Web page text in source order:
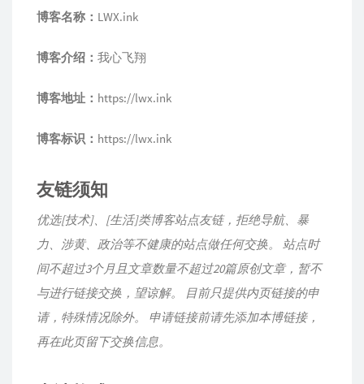
博客名称： LWX.ink
博客介绍： 我心飞翔
博客地址： https://lwx.ink
博客标识： https://lwx.ink
友链须知
优选[技术]、[生活]类博客站点友链，拒绝导航、暴
力、涉黄、政治等不健康的站点做任何交换。 站点时
间不超过3个月且文章数量不超过20篇原创文章，暂不
与进行链接交换，望谅解。 目前只提供内页链接的申
请，特殊情况除外。 申请链接前请先添加本博链接，
再在此页留下交换信息。